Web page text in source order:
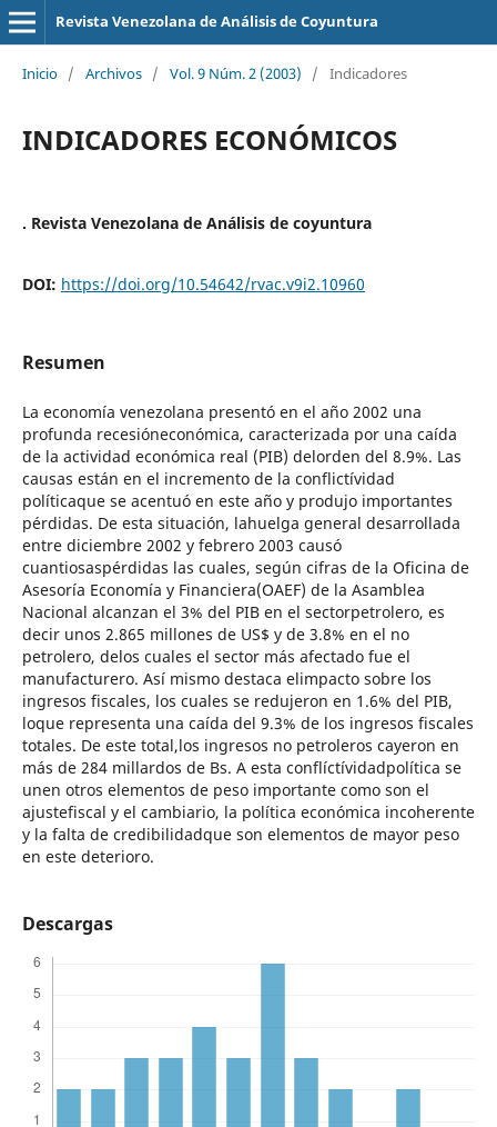
Revista Venezolana de Análisis de Coyuntura
Inicio / Archivos / Vol. 9 Núm. 2 (2003) / Indicadores
INDICADORES ECONÓMICOS
. Revista Venezolana de Análisis de coyuntura
DOI: https://doi.org/10.54642/rvac.v9i2.10960
Resumen
La economía venezolana presentó en el año 2002 una
profunda recesióneconómica, caracterizada por una caída
de la actividad económica real (PIB) delorden del 8.9%. Las
causas están en el incremento de la conflictívidad
políticaque se acentuó en este año y produjo importantes
pérdidas. De esta situación, lahuelga general desarrollada
entre diciembre 2002 y febrero 2003 causó
cuantiosaspérdidas las cuales, según cifras de la Oficina de
Asesoría Economía y Financiera(OAEF) de la Asamblea
Nacional alcanzan el 3% del PIB en el sectorpetrolero, es
decir unos 2.865 millones de US$ y de 3.8% en el no
petrolero, delos cuales el sector más afectado fue el
manufacturero. Así mismo destaca elimpacto sobre los
ingresos fiscales, los cuales se redujeron en 1.6% del PIB,
loque representa una caída del 9.3% de los ingresos fiscales
totales. De este total,los ingresos no petroleros cayeron en
más de 284 millardos de Bs. A esta conflíctívidadpolítica se
unen otros elementos de peso importante como son el
ajustefiscal y el cambiario, la política económica incoherente
y la falta de credibilidadque son elementos de mayor peso
en este deterioro.
Descargas